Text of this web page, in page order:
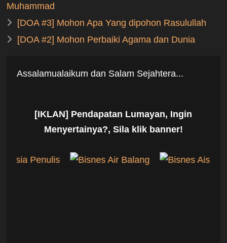
Muhammad
[DOA #3] Mohon Apa Yang dipohon Rasulullah
[DOA #2] Mohon Perbaiki Agama dan Dunia
Assalamualaikum dan Salam Sejahtera...
[IKLAN] Pendapatan Lumayan, Ingin
Menyertainya?, Sila klik banner!